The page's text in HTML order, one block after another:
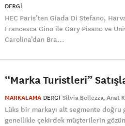
DERGI
HEC Paris’ten Giada Di Stefano,
Francesca Gino ile Gary Pisano ve
Carolina’dan Bra...
“Marka Turistleri”
MARKALAMA DERGI Silvia Bellezza Anat
Lüks bir markayı alt segmente
genellikle çekirdek müşterilerin